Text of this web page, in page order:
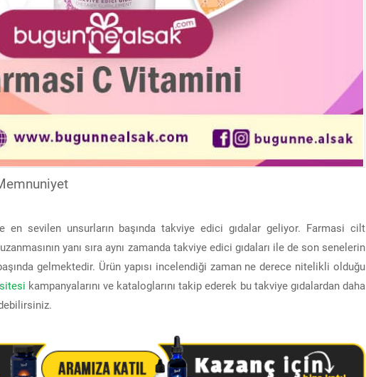
en sevilen unsurların başında takviye edici gıdalar geliyor. Farmasi cilt
yanı sıra aynı zamanda takviye edici gıdaları ile de son senelerin
gelmektedir. Ürün yapısı incelendiği zaman ne derece nitelikli olduğu
sitesi kampanyalarını ve kataloglarını takip ederek bu takviye gıdalardan daha